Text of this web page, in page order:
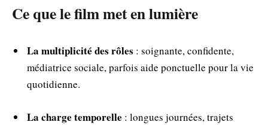
Ce que le film met en lumière
La multiplicité des rôles : soignante, confidente,
médiatrice sociale, parfois aide ponctuelle pour la vie
quotidienne.
La charge temporelle : longues journées, trajets